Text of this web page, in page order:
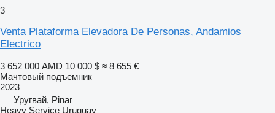
3
Venta Plataforma Elevadora De Personas, Andamios
Electrico
3 652 000 AMD 10 000 $ ≈ 8 655 €
Мачтовый подъемник
2023
Уругвай, Pinar
Heavy Service Uruguay